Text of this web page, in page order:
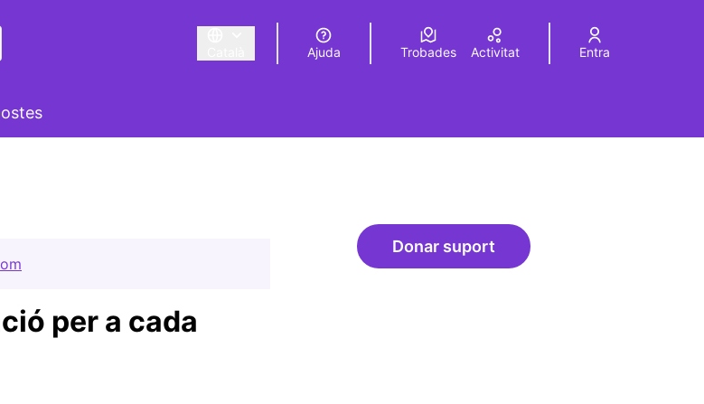
Triar la llengua Elegir el idioma Choose language
Ajuda Trobades Activitat Entra
per a cada
Donar suportEsdeveniment/Presentació per a